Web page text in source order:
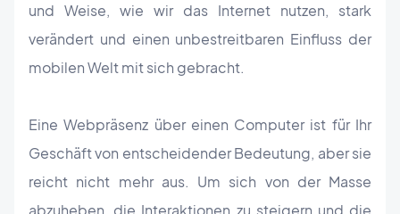
und Weise, wie wir das Internet nutzen, stark
verändert und einen unbestreitbaren Einfluss der
mobilen Welt mit sich gebracht.
Eine Webpräsenz über einen Computer ist für Ihr
Geschäft von entscheidender Bedeutung, aber sie
reicht nicht mehr aus. Um sich von der Masse